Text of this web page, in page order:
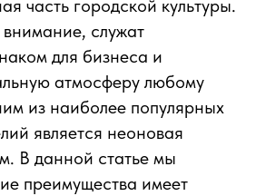
часть городской культуры.
служат
для бизнеса и
атмосферу любому
из наиболее популярных
является неоновая
В данной статье мы
преимущества имеет